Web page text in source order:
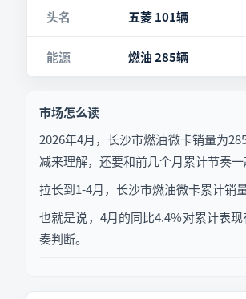
头名 五菱 101辆
能源 燃油 285辆
市场怎么读
2026年4月，长沙市燃油微卡销量为
减来理解，还要和前几个月累计节奏一
拉长到1-4月，长沙市燃油微卡累计销
也就是说，4月的同比4.4%对累计表
奏判断。